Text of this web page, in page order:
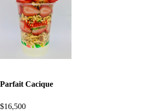
Parfait Cacique
$16,500